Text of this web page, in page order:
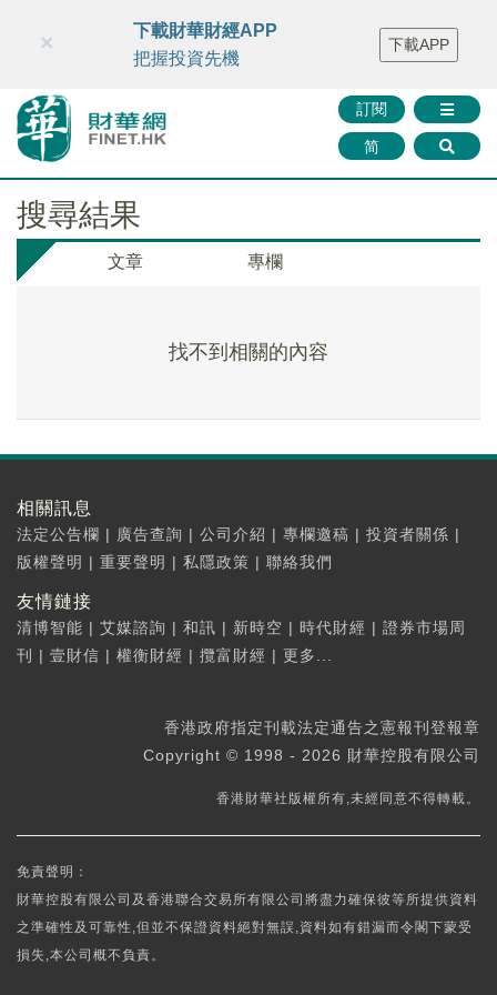
財華智庫網 FINTV FINMETA 財華證券 媒體矩陣
智庫沙龍
聯絡我們
訂閱
简
×
下載財華財經APP
把握投資先機
下載APP
搜尋結果
文章 專欄
找不到相關的內容
相關訊息
法定公告欄 | 廣告查詢 | 公司介紹 | 專欄邀稿 | 投資者關係 |
版權聲明 | 重要聲明 | 私隱政策 | 聯絡我們
友情鏈接
清博智能 | 艾媒諮詢 | 和訊 | 新時空 | 時代財經 | 證券市場周
刊
| 壹財信 | 權衡財經 | 攬富財經 | 更多...
香港政府指定刊載法定通告之憲報刊登報章
Copyright © 1998 - 2026 財華控股有限公司
香港財華社版權所有,未經同意不得轉載。
免責聲明：
財華控股有限公司及香港聯合交易所有限公司將盡力確保彼等所提供資料
之準確性及可靠性,但並不保證資料絕對無誤,資料如有錯漏而令閣下蒙受
損失,本公司概不負責。